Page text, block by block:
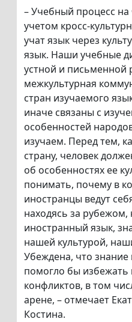
– Учебный процесс
учетом кросс-
учат язык через
язык. Наши учебные
устной и письменной
межкультурная
стран изучаемого
иначе связаны с
особенностей
изучаем. Перед тем,
страну, человек
об особенностях ее
понимать, почему в
иностранцы ведут
находясь за
иностранный язык,
нашей культурой,
Убеждена, что
помогло бы избежать
конфликтов, в том
арене, – отмечает
Костина.